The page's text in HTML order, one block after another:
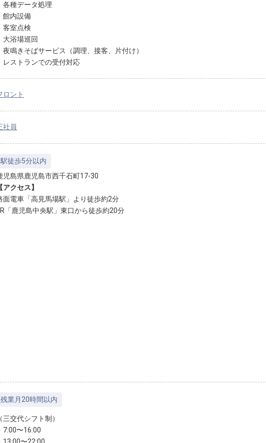
各種データ処理
館内設備
客室点検
大浴場巡回
夜鳴きそばサービス（調理、接客、片付け）
レストランでの受付対応
ロント
社員
駅徒歩5分以内
児島県鹿児島市西千石町17-30
【アクセス】
面電車「高見馬場駅」より徒歩約2分
「鹿児島中央駅」東口から徒歩約20分
残業月20時間以内
（三交代シフト制）
7:00〜16:00